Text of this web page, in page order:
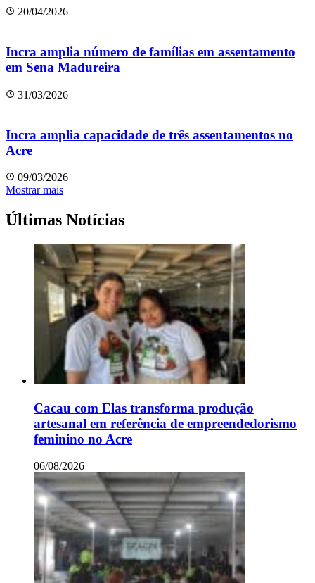
20/04/2026
Incra amplia número de famílias em assentamento
em Sena Madureira
31/03/2026
Incra amplia capacidade de três assentamentos no
Acre
09/03/2026
Mostrar mais
Últimas Notícias
Cacau com Elas transforma produção
artesanal em referência de empreendedorismo
feminino no Acre
06/08/2026